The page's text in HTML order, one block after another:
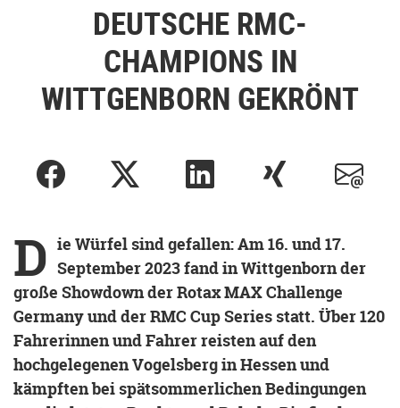
DEUTSCHE RMC-
CHAMPIONS IN
WITTGENBORN GEKRÖNT
D ie Würfel sind gefallen: Am 16. und 17.
September 2023 fand in Wittgenborn der
große Showdown der Rotax MAX Challenge
Germany und der RMC Cup Series statt. Über 120
Fahrerinnen und Fahrer reisten auf den
hochgelegenen Vogelsberg in Hessen und
kämpften bei spätsommerlichen Bedingungen